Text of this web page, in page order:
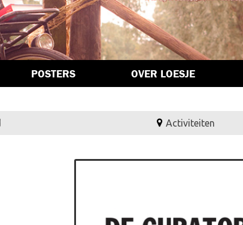
POSTERS OVER LOESJE
Activiteiten